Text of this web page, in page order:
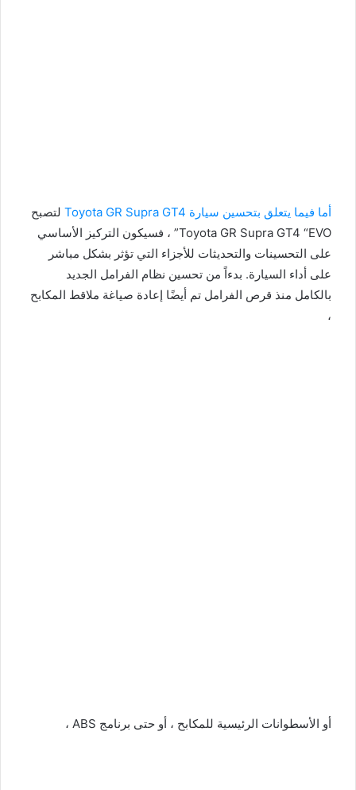
أما فيما يتعلق بتحسين سيارة Toyota GR Supra GT4
لتصبح
Toyota GR Supra GT4 “EVO” ، فسيكون التركيز الأساسي
على التحسينات والتحديثات للأجزاء التي تؤثر بشكل مباشر
على أداء السيارة. بدءاً من تحسين نظام الفرامل الجديد
بالكامل منذ قرص الفرامل تم أيضًا إعادة صياغة ملاقط المكابح
،
أو الأسطوانات الرئيسية للمكابح ، أو حتى برنامج ABS ،